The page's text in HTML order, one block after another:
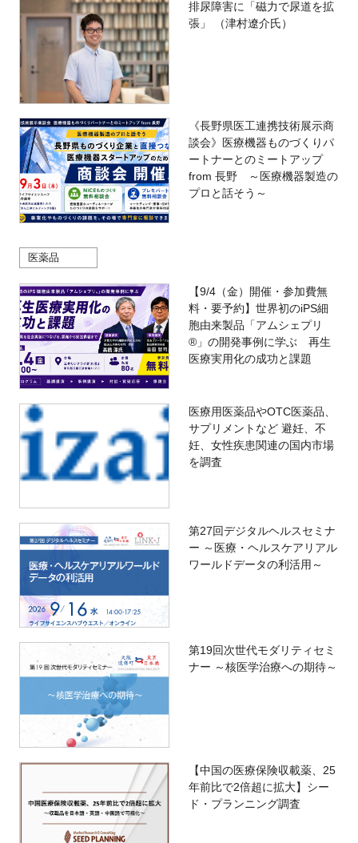
排尿障害に「磁力で尿道を拡
張」 （津村遼介氏）
《長野県医工連携技術展示商
談会》医療機器ものづくりパ
ートナーとのミートアップ
from 長野 ～医療機器製造の
プロと話そう～
医薬品
【9/4（金）開催・参加費無
料・要予約】世界初のiPS細
胞由来製品「アムシェプリ
®」の開発事例に学ぶ 再生
医療実用化の成功と課題
医療用医薬品やOTC医薬品、
サプリメントなど 避妊、不
妊、女性疾患関連の国内市場
を調査
第27回デジタルヘルスセミナ
ー ～医療・ヘルスケアリアル
ワールドデータの利活用～
第19回次世代モダリティセミ
ナー ～核医学治療への期待～
【中国の医療保険収載薬、25
年前比で2倍超に拡大】シー
ド・プランニング調査